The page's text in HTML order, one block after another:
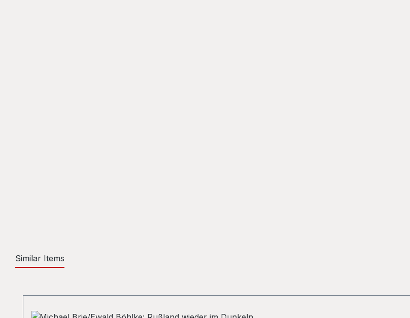
Similar Items